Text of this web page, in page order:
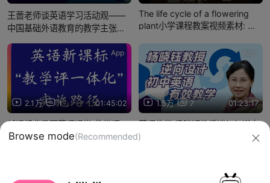
王蔷老师谈英语学习活动观——
中国基础外语教育的教学主张和
The life cycle of a flowering
plant小学课程教案视频素材: 开
2.1万 1 01:45:02
App
新课标背景下英语课堂“教学评一
体化”的实践探究和实施路径
1.5万 7 01:23:17
App
英语教学 杨晓钰教授谈如何逆向
设计初中英语有效教学
Browse mode(Recommended)